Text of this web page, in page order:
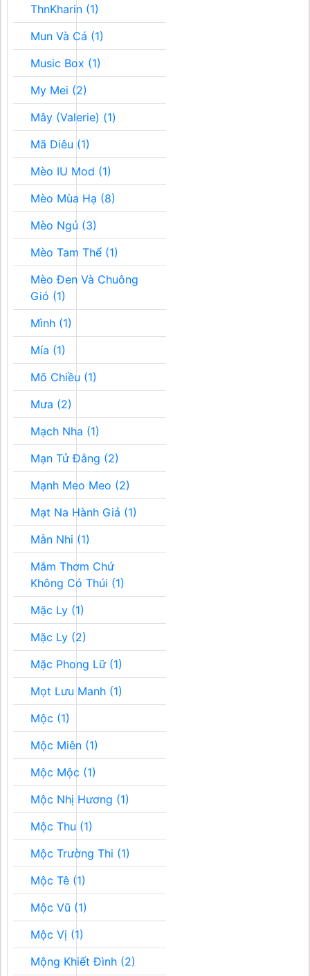
ThnKharin (1)
Mun Và Cá (1)
Music Box (1)
My Mei (2)
Mây (Valerie) (1)
Mã Diêu (1)
Mèo IU Mod (1)
Mèo Mùa Hạ (8)
Mèo Ngủ (3)
Mèo Tam Thể (1)
Mèo Đen Và Chuông
Gió (1)
Mình (1)
Mía (1)
Mõ Chiều (1)
Mưa (2)
Mạch Nha (1)
Mạn Tử Đằng (2)
Mạnh Meo Meo (2)
Mạt Na Hành Giả (1)
Mẫn Nhi (1)
Mắm Thơm Chứ
Không Có Thúi (1)
Mặc Ly (1)
Mặc Ly (2)
Mặc Phong Lữ (1)
Mọt Lưu Manh (1)
Mộc (1)
Mộc Miên (1)
Mộc Mộc (1)
Mộc Nhị Hương (1)
Mộc Thu (1)
Mộc Trường Thi (1)
Mộc Tê (1)
Mộc Vũ (1)
Mộc Vị (1)
Mộng Khiết Đình (2)